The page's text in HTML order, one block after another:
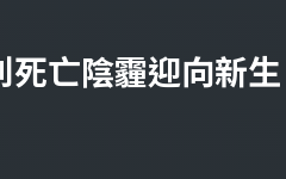
亡陰霾迎向新生